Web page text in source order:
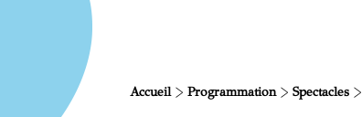
Accueil> Programmation> Spectacles>